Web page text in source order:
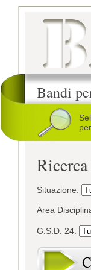
Bandi
Situazione:
Area
G.S.D. 24: